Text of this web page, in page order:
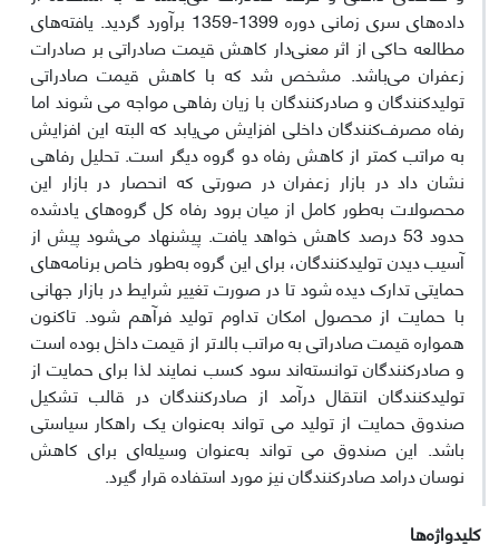
داده‌های سری زمانی دوره 1399-1359 برآورد گردید. یافته‌های
مطالعه حاکی از اثر معنی‌دار کاهش قیمت صادراتی بر صادرات
زعفران می‌باشد. مشخص شد که با کاهش قیمت صادراتی
تولیدکنندگان و صادرکنندگان با زیان رفاهی مواجه می شوند اما
رفاه مصرف‌کنندگان داخلی افزایش می‌یابد که البته این افزایش
به مراتب کمتر از کاهش رفاه دو گروه دیگر است. تحلیل رفاهی
نشان داد در بازار زعفران در صورتی که انحصار در بازار این
محصولات به‌طور کامل از میان برود رفاه کل گروه‌های یادشده
حدود 53 درصد کاهش خواهد یافت. پیشنهاد می‌شود پیش از
آسیب دیدن تولیدکنندگان، برای این گروه به‌طور خاص برنامه‌های
حمایتی تدارک دیده شود تا در صورت تغییر شرایط در بازار جهانی
با حمایت از محصول امکان تداوم تولید فرآهم شود. تاکنون
همواره قیمت صادراتی به مراتب بالاتر از قیمت داخل بوده است
و صادرکنندگان توانسته‌اند سود کسب نمایند لذا برای حمایت از
تولیدکنندگان انتقال درآمد از صادرکنندگان در قالب تشکیل
صندوق حمایت از تولید می تواند به‌عنوان یک راهکار سیاستی
باشد. این صندوق می تواند به‌عنوان وسیله‌ای برای کاهش
نوسان درامد صادرکنندگان نیز مورد استفاده قرار گیرد.
کلیدواژه‌ها